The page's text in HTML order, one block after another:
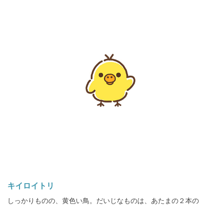
キイロイトリ
しっかりものの、黄色い鳥。だいじなものは、あたまの２本の